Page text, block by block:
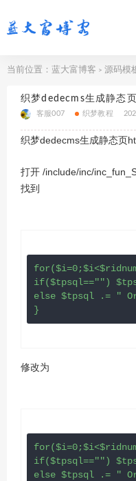
当前位置： 蓝大富博客 > 源码模
织梦dedecms生成静态
客服007 织梦教程
织梦dedecms生成静态页
打开 /include/inc/
找到
if($tpsql=="")
else $tpsql .= "
}
修改为
if($tpsql=="")
else $tpsql .= "